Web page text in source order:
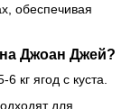
обеспечивая
Джоан Джей?
кг ягод с куста.
для